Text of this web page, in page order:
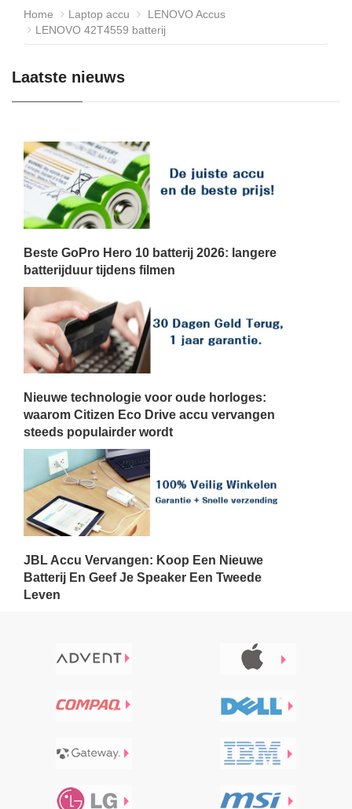
Home Laptop accu
LENOVO Accus
LENOVO 42T4559 batterij
Laatste nieuws
Beste GoPro Hero 10 batterij 2026: langere
batterijduur tijdens filmen
Nieuwe technologie voor oude horloges:
waarom Citizen Eco Drive accu vervangen
steeds populairder wordt
JBL Accu Vervangen: Koop Een Nieuwe
Batterij En Geef Je Speaker Een Tweede
Leven